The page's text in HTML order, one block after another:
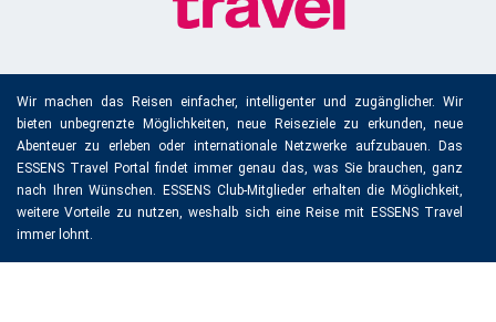
Wir machen das Reisen einfacher, intelligenter und zugänglicher. Wir
bieten unbegrenzte Möglichkeiten, neue Reiseziele zu erkunden, neue
Abenteuer zu erleben oder internationale Netzwerke aufzubauen. Das
ESSENS Travel Portal findet immer genau das, was Sie brauchen, ganz
nach Ihren Wünschen. ESSENS Club-Mitglieder erhalten die Möglichkeit,
weitere Vorteile zu nutzen, weshalb sich eine Reise mit ESSENS Travel
immer lohnt.